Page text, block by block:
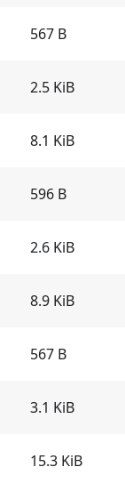
567 B
2.5 KiB
8.1 KiB
596 B
2.6 KiB
8.9 KiB
567 B
3.1 KiB
15.3 KiB